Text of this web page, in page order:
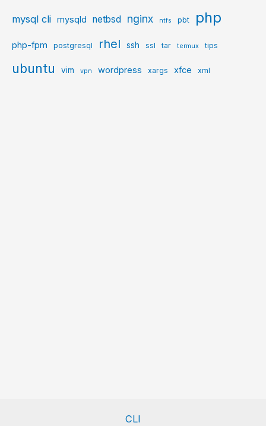
mysql cli mysqld netbsd nginx ntfs pbt php
php-fpm postgresql rhel ssh ssl tar termux tips
ubuntu vim vpn wordpress xargs xfce xml
CLI